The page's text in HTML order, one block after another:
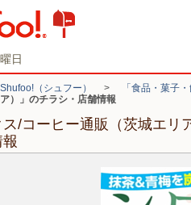
日
（シュフー） > 「食品・菓子
）」のチラシ・店舗情報
/コーヒー通販（茨城エリ